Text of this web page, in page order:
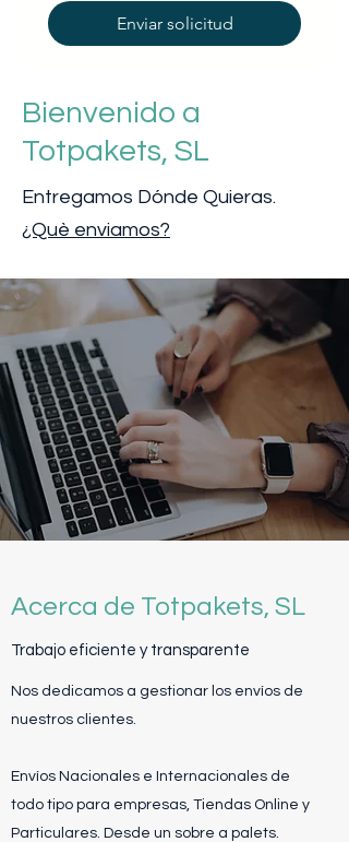
Enviar solicitud
Bienvenido a
Totpakets, SL
Entregamos Dónde Quieras.
¿Què enviamos?
Acerca de Totpakets, SL
Trabajo eficiente y transparente
Nos dedicamos a gestionar los envíos de
nuestros clientes.
Envíos Nacionales e Internacionales de
todo tipo para empresas, Tiendas Online y
Particulares. Desde un sobre a palets.